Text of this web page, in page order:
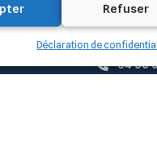
Refuser
Déclaration de
13 Bis
30300
04 66